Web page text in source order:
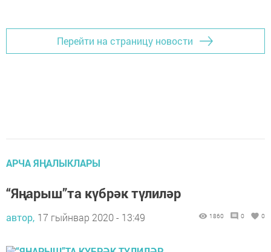
Перейти на страницу новости
АРЧА ЯҢАЛЫКЛАРЫ
“Яңарыш”та күбрәк түлиләр
автор, 17 гыйнвар 2020 - 13:49 1860 0 0